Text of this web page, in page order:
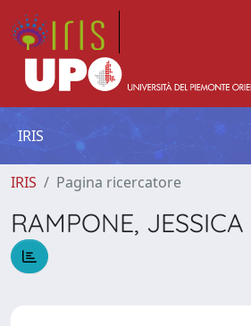
IRIS
IRIS Pagina ricercatore
RAMPONE,